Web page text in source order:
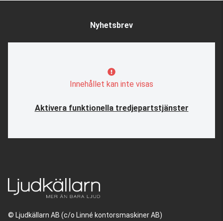
Nyhetsbrev
Innehållet kan inte visas
Aktivera funktionella tredjepartstjänster
© Ljudkällarn AB (c/o Linné kontorsmaskiner AB)